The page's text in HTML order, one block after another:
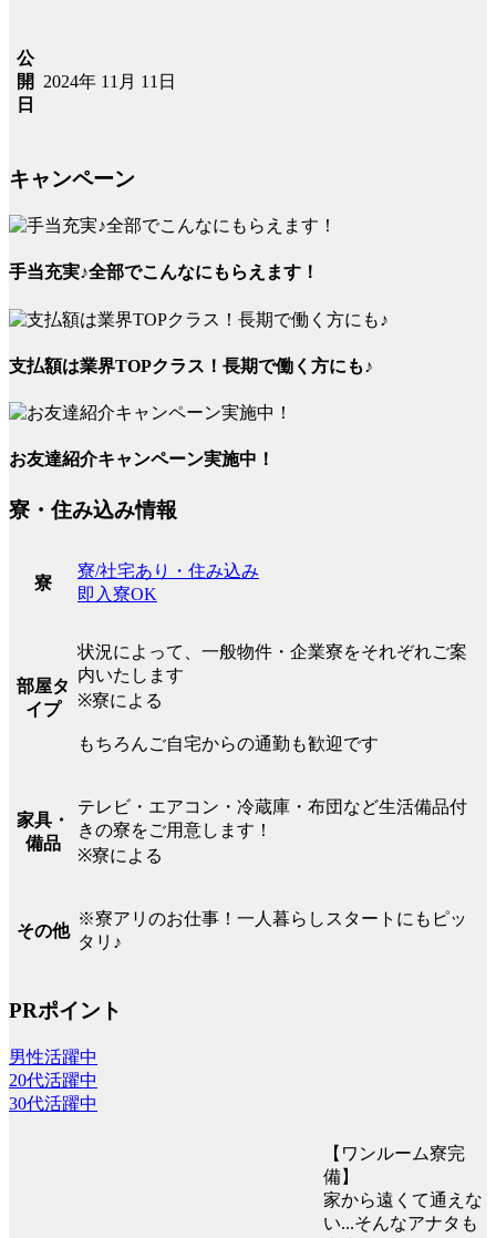
公
開
日
2024年 11月 11日
キャンペーン
手当充実♪全部でこんなにもらえます！
支払額は業界TOPクラス！長期で働く方にも♪
お友達紹介キャンペーン実施中！
寮・住み込み情報
寮
寮/社宅あり・住み込み
即入寮OK
部屋タ
イプ
状況によって、一般物件・企業寮をそれぞれご案
内いたします
※寮による
もちろんご自宅からの通勤も歓迎です
家具・
備品
テレビ・エアコン・冷蔵庫・布団など生活備品付
きの寮をご用意します！
※寮による
その他
※寮アリのお仕事！一人暮らしスタートにもピッ
タリ♪
PRポイント
男性活躍中
20代活躍中
30代活躍中
【ワンルーム寮完
備】
家から遠くて通えな
い...そんなアナタも